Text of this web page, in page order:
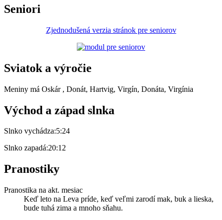
Seniori
Zjednodušená verzia stránok pre seniorov
Sviatok a výročie
Meniny má Oskár , Donát, Hartvig, Virgín, Donáta, Virgínia
Východ a západ slnka
Slnko vychádza:5:24
Slnko zapadá:20:12
Pranostiky
Pranostika na akt. mesiac
Keď leto na Leva príde, keď veľmi zarodí mak, buk a lieska,
bude tuhá zima a mnoho sňahu.